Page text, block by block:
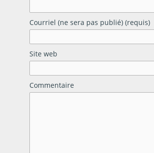
Courriel (ne sera pas publié) (requis)
Site web
Commentaire